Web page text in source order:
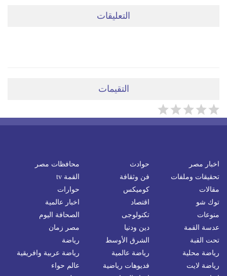
التعليقات
التقيمات
اخبار مصر حوادث
محافظات مصر
تحقيقات وملفات
فن وثقافة
القمة tv
مقالات
كوميكس
حوارات
توك شو
اقتصاد
اخبار عالمية
منوعات
تكنولوجى
الصحافة اليوم
عدسة القمة
دين ودنيا
مصر زمان
تحت القبة
الشرق الأوسط
رياضة
رياضة محلية
رياضة عالمية
رياضة عربية وافريقية
رياضة لايت
فديوهات رياضية
عالم حواء